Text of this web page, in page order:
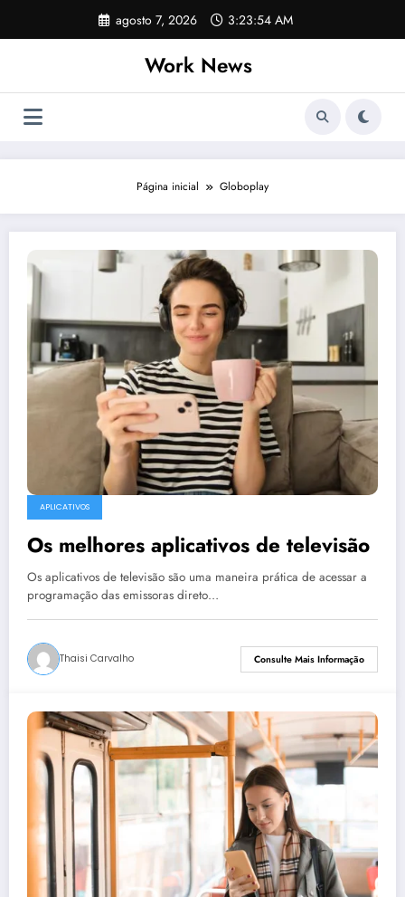
o
agosto 7, 2026 3:23:55 AM
Work News
Página inicial Globoplay
APLICATIVOS
Os melhores aplicativos de televisão
Os aplicativos de televisão são uma maneira prática de acessar a
programação das emissoras direto…
Thaisi Carvalho Consulte Mais Informação